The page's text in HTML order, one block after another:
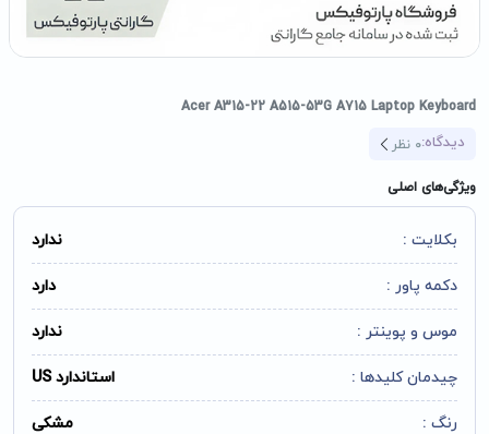
Acer A315-22 A515-53G A715 Laptop Keyboard
دیدگاه:0 نظر
ویژگی‌های اصلی
بکلایت : ندارد
دکمه پاور : دارد
موس و پوینتر : ندارد
چیدمان کلیدها : استاندارد US
رنگ : مشکی